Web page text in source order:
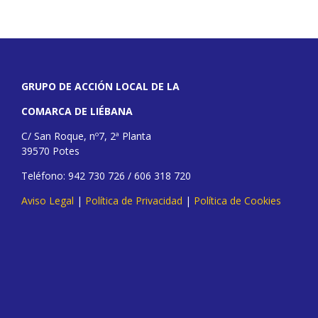
GRUPO DE ACCIÓN LOCAL DE LA
COMARCA DE LIÉBANA
C/ San Roque, nº7, 2ª Planta
39570 Potes
Teléfono: 942 730 726 / 606 318 720
Aviso Legal | Política de Privacidad | Política de Cookies